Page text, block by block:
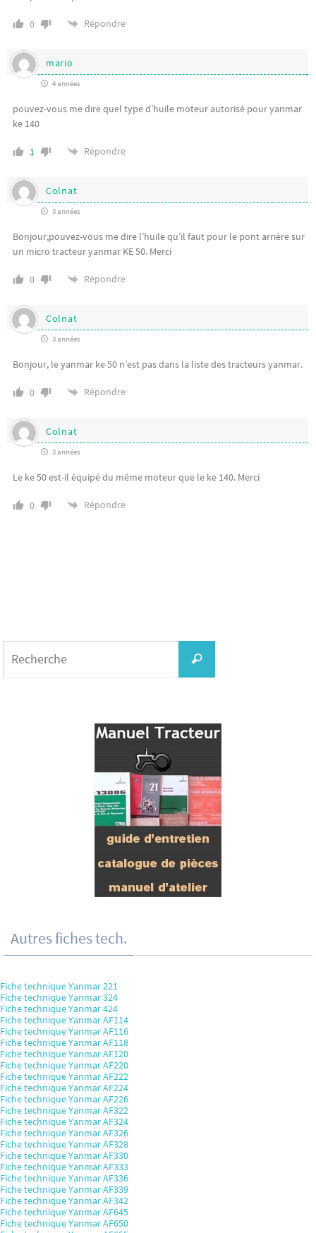
0 Répondre
mario
4 années
pouvez-vous me dire quel type d’huile moteur autorisé pour yanmar
ke 140
1 Répondre
Colnat
3 années
Bonjour,pouvez-vous me dire l’huile qu’il faut pour le pont arrière sur
un micro tracteur yanmar KE 50. Merci
0 Répondre
Colnat
3 années
Bonjour, le yanmar ke 50 n’est pas dans la liste des tracteurs yanmar.
0 Répondre
Colnat
3 années
Le ke 50 est-il équipé du même moteur que le ke 140. Merci
0 Répondre
Recherche
Autres fiches tech.
Fiche technique Yanmar 221
Fiche technique Yanmar 324
Fiche technique Yanmar 424
Fiche technique Yanmar AF114
Fiche technique Yanmar AF116
Fiche technique Yanmar AF118
Fiche technique Yanmar AF120
Fiche technique Yanmar AF220
Fiche technique Yanmar AF222
Fiche technique Yanmar AF224
Fiche technique Yanmar AF226
Fiche technique Yanmar AF322
Fiche technique Yanmar AF324
Fiche technique Yanmar AF326
Fiche technique Yanmar AF328
Fiche technique Yanmar AF330
Fiche technique Yanmar AF333
Fiche technique Yanmar AF336
Fiche technique Yanmar AF339
Fiche technique Yanmar AF342
Fiche technique Yanmar AF645
Fiche technique Yanmar AF650